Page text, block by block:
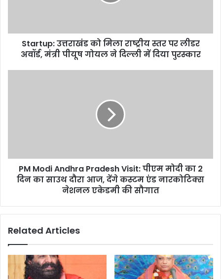
Startup: उत्तराखंड को मिला राष्ट्रीय स्तर पर लीडर
अवॉर्ड, मंत्री पीयूष गोयल ने दिल्ली में दिया पुरस्कार
PM Modi Andhra Pradesh Visit: पीएम मोदी का 2
दिन का साउथ दौरा आज, देंगे कस्टम एंड नारकोटिक्स
नेशनल एकेडमी की सौगात
Related Articles